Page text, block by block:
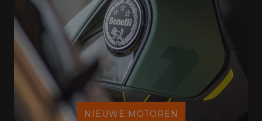
NIEUWE MOTOREN